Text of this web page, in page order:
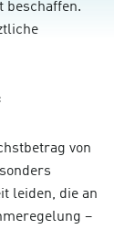
beschaffen.
von
leiden, die an
–